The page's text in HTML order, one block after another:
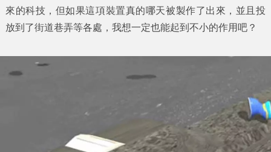
來的科技，但如果這項裝置真的哪天被製作了出來，並且投
放到了街道巷弄等各處，我想一定也能起到不小的作用吧？